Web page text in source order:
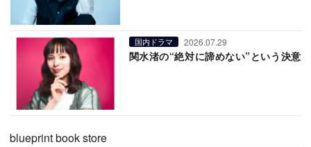
国内ドラマ 2026.07.29
関水渚の“絶対に諦めない”という決意
blueprint book store